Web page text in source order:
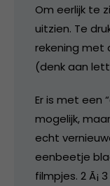
Om eerlijk te
uitzien. Te
rekening met
(denk aan
Er is met een
mogelijk,
echt
eenbeetje
filmpjes. 2 Ã¡